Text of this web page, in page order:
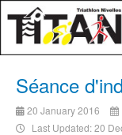
Séance
20 January 2016
Last Updated: 20